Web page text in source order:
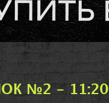
№2 - 11:20